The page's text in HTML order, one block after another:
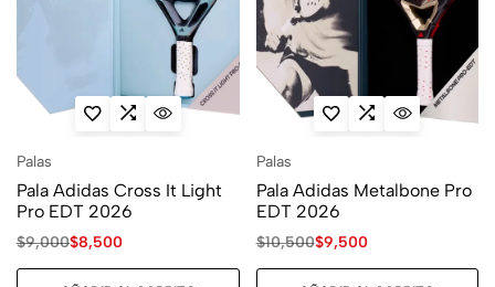
Palas
Pala Adidas Cross It Light
Pro EDT 2026
$9,000$8,500
Palas
Pala Adidas Metalbone Pro
EDT 2026
$10,500$9,500